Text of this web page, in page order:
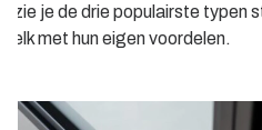
zie je de drie populairste typen
elk met hun eigen voordelen.